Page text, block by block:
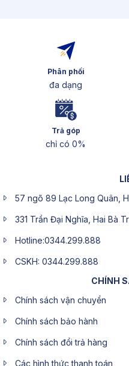
Phân phối
đa dạng
Trả góp
chỉ có 0%
57 ngõ 89 Lạc Long Quân,
331 Trần Đại Nghĩa, Hai Bà
Hotline:0344.299.888
CSKH: 0344.299.888
CHÍNH
Chính sách vận chuyển
Chính sách bảo hành
Chính sách đổi trả hàng
Các hình thức thanh toán